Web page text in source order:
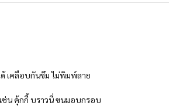
เคลือบกันซึม ไม่พิมพ์ลาย
ช่น คุ้กกี้ บราวนี่ ขนมอบกรอบ